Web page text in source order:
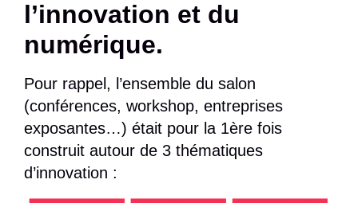
l’innovation et du
numérique.
Pour rappel, l’ensemble du salon
(conférences, workshop, entreprises
exposantes…) était pour la 1ère fois
construit autour de 3 thématiques
d’innovation :